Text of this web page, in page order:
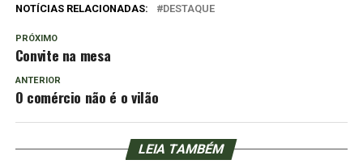
NOTÍCIAS RELACIONADAS: DESTAQUE
PRÓXIMO
Convite na mesa
ANTERIOR
O comércio não é o vilão
LEIA TAMBÉM